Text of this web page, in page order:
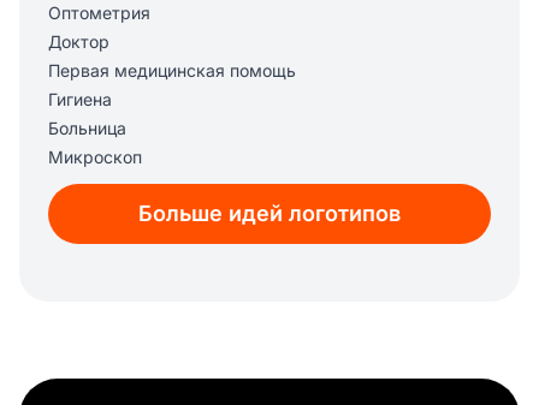
Оптометрия
Доктор
Первая медицинская помощь
Гигиена
Больница
Микроскоп
Дерматолог
Смерть
Питание
Больше идей логотипов